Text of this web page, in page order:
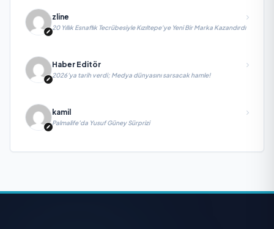
zline
20 Yıllık Esnaflık Tecrübesiyle Kızıltepe'ye Yeni Bir Marka Kazandırdı
Haber Editör
2026’ya tarih verdi; Medya dünyasını sarsacak hamle!
kamil
Palmalife’da Yusuf Güney Sürprizi